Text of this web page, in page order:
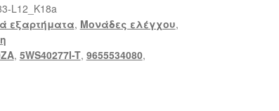
L12_K18a
εξαρτήματα, Μονάδες ελέγχου,
, 5WS40277I-T, 9655534080,